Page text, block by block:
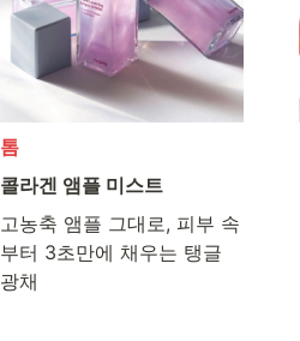
톰
콜라겐 앰플 미스트
고농축 앰플 그대로, 피부 속
부터 3초만에 채우는 탱글
광채